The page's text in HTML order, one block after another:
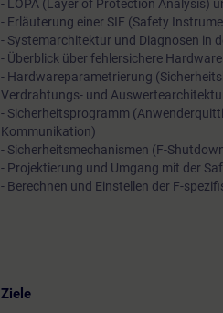
410-
- LOPA (Layer of Protection Analysis)
- Erläuterung einer SIF (Safety
- Systemarchitektur und Diagnosen in
- Überblick über fehlersichere Hardware
- Hardwareparametrierung
Verdrahtungs- und
- Sicherheitsprogramm
Kommunikation)
- Sicherheitsmechanismen (F-
- Projektierung und Umgang mit der
- Berechnen und Einstellen der F-
Ziele